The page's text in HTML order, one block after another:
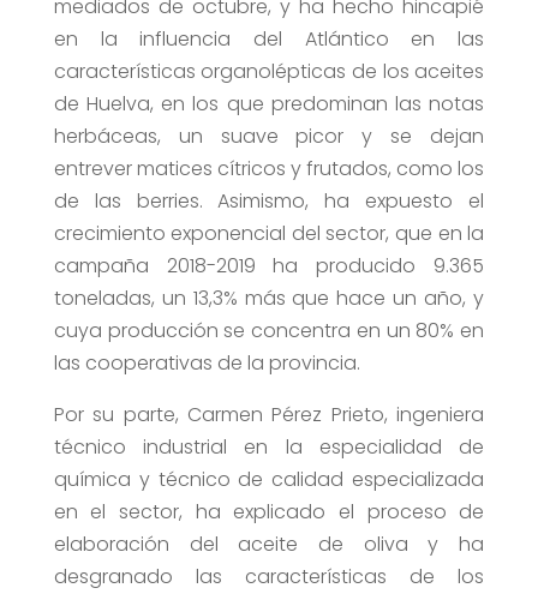
mediados de octubre, y ha hecho hincapié
en la influencia del Atlántico en las
características organolépticas de los aceites
de Huelva, en los que predominan las notas
herbáceas, un suave picor y se dejan
entrever matices cítricos y frutados, como los
de las berries. Asimismo, ha expuesto el
crecimiento exponencial del sector, que en la
campaña 2018-2019 ha producido 9.365
toneladas, un 13,3% más que hace un año, y
cuya producción se concentra en un 80% en
las cooperativas de la provincia.
Por su parte, Carmen Pérez Prieto, ingeniera
técnico industrial en la especialidad de
química y técnico de calidad especializada
en el sector, ha explicado el proceso de
elaboración del aceite de oliva y ha
desgranado las características de los